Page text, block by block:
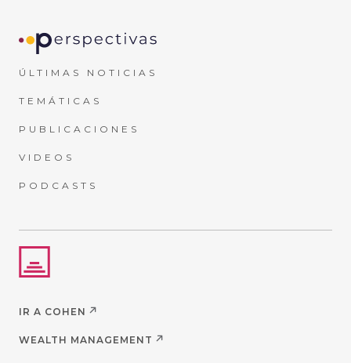
ÚLTIMAS NOTICIAS
TEMÁTICAS
PUBLICACIONES
VIDEOS
PODCASTS
IR A COHEN
WEALTH MANAGEMENT